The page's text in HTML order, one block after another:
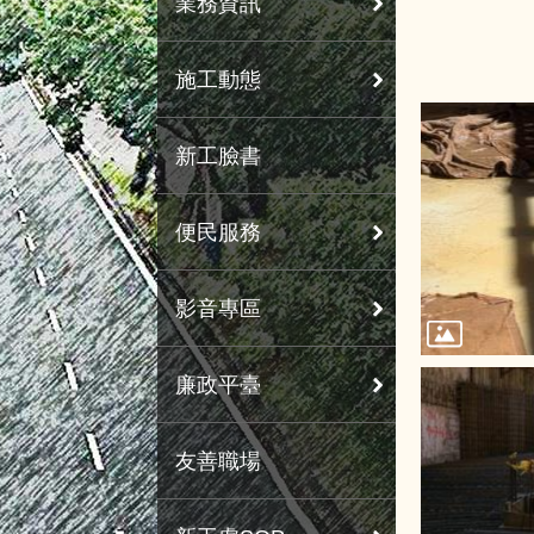
施工動態
新工臉書
便民服務
影音專區
廉政平臺
友善職場